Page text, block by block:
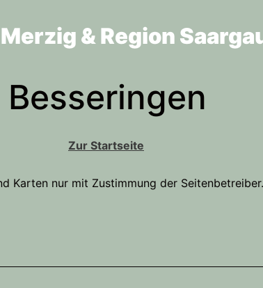
& Region
Zur Startseite
nur mit Zustimmung der Seitenbetreiber.